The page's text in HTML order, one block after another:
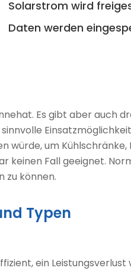
Solarstrom wird
Daten werden
Es gibt aber auch
würde, um
keinen Fall geeignet.
zu können.
Typen
ein